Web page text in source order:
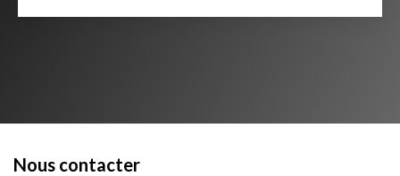
Nous contacter